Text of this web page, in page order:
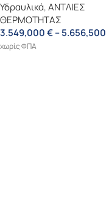
Υδραυλικά,ΑΝΤΛΙΕΣ
ΘΕΡΜΟΤΗΤΑΣ
3.549,000€–5.656,500
χωρίς ΦΠΑ